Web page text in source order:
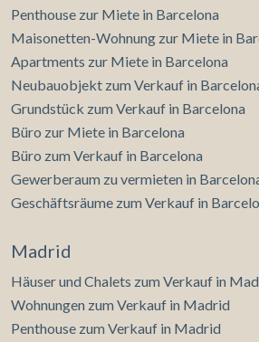
Penthouse zur Miete in Barcelona
Maisonetten-Wohnung zur Miete in
Apartments zur Miete in Barcelona
Neubauobjekt zum Verkauf in
Grundstück zum Verkauf in Barcelona
Büro zur Miete in Barcelona
Büro zum Verkauf in Barcelona
Gewerberaum zu vermieten in
Geschäftsräume zum Verkauf in
Madrid
Häuser und Chalets zum Verkauf in
Wohnungen zum Verkauf in Madrid
Penthouse zum Verkauf in Madrid
Browser zu konfigurieren und auf
dass er auf seiner Festplatte installiert
bedenken muss, dass dies zu
Navigieren auf der Website führen kann.
Analytik und Anpassung
Sie ermöglichen die Beobachtung und
Verhaltens der Nutzer dieser Website.
verwendet, um die Aktivität des Webs
Benutzernavigationsprofile zu
Präferenzinformationen des Benutzers
die Qualität unserer Dienstleistungen
bieten.
Marketing und Publizität